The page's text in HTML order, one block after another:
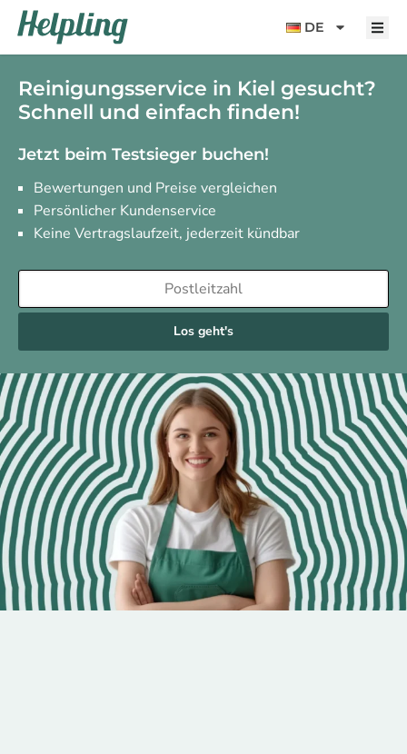
springen
DE
Reinigungsservice in Kiel gesucht?
Schnell und einfach finden!
Jetzt beim Testsieger buchen!
Bewertungen und Preise vergleichen
Persönlicher Kundenservice
Keine Vertragslaufzeit, jederzeit kündbar
Los geht's